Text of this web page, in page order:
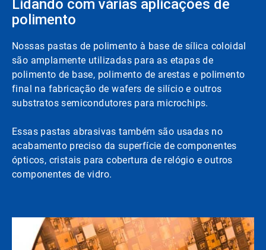
Lidando com várias aplicações de
polimento
Nossas pastas de polimento à base de sílica coloidal
são amplamente utilizadas para as etapas de
polimento de base, polimento de arestas e polimento
final na fabricação de wafers de silício e outros
substratos semicondutores para microchips.
Essas pastas abrasivas também são usadas no
acabamento preciso da superfície de componentes
ópticos, cristais para cobertura de relógio e outros
componentes de vidro.